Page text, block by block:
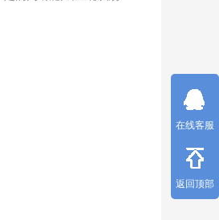
在线客服
返回顶部